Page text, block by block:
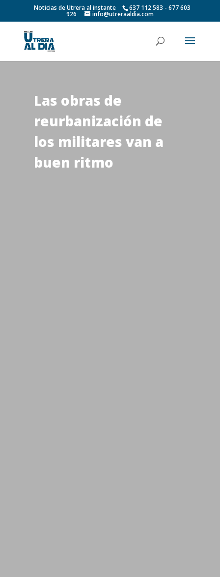
Noticias de Utrera al instante 637 112 583 - 677 603
926 info@utreraaldia.com
Las obras de
reurbanización de
los militares van a
buen ritmo